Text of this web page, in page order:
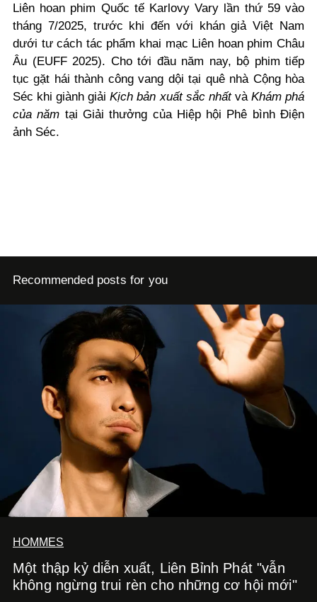
Liên hoan phim Quốc tế Karlovy Vary lần thứ 59 vào
tháng 7/2025, trước khi đến với khán giả Việt Nam
dưới tư cách tác phẩm khai mạc Liên hoan phim Châu
Âu (EUFF 2025). Cho tới đầu năm nay, bộ phim tiếp
tục gặt hái thành công vang dội tại quê nhà Cộng hòa
Séc khi giành giảiKịch bản xuất sắc nhấtvà Khám phá
của năm tại Giải thưởng của Hiệp hội Phê bình Điện
ảnh Séc.
Recommended posts for you
HOMMES
Một thập kỷ diễn xuất, Liên Bỉnh Phát "vẫn
không ngừng trui rèn cho những cơ hội mới"